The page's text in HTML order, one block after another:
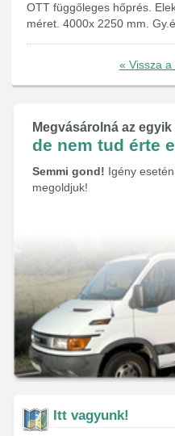
OTT függőleges hőprés.
méret. 4000x 2250 mm.
« Vissza
Megvásárolná az
de nem tud érte
Semmi gond! Igény
megoldjuk!
Itt vagyunk!